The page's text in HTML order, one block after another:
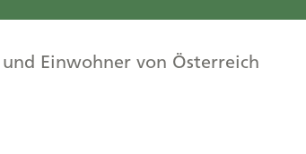
Einwohner von Österreich